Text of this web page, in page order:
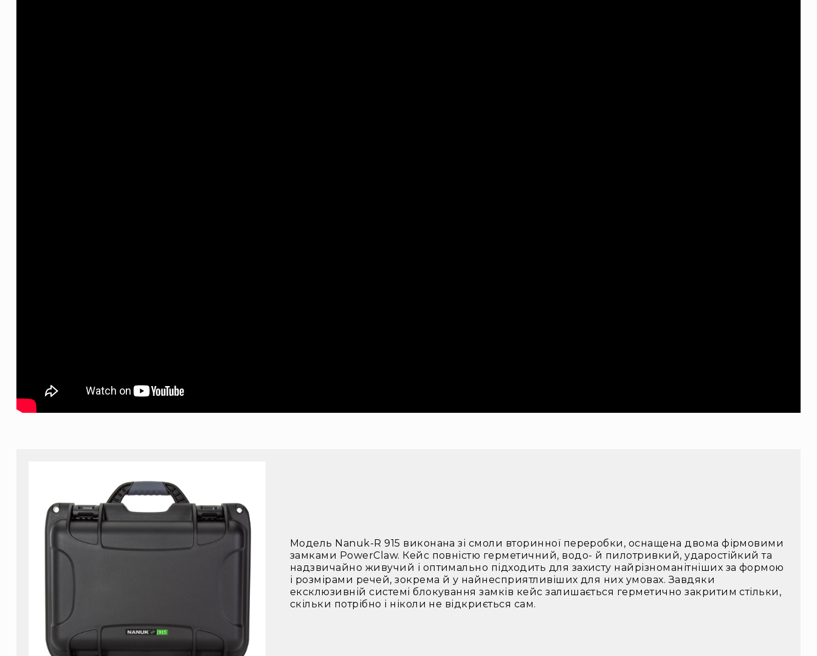
Модель Nanuk-R 915 виконана зі смоли вторинної переробки, оснащена двома фірмовими
замками PowerClaw. Кейс повністю герметичний, водо- й пилотривкий, ударостійкий та
надзвичайно живучий і оптимально підходить для захисту найрізноманітніших за формою
і розмірами речей, зокрема й у найнесприятливіших для них умовах. Завдяки
ексклюзивній системі блокування замків кейс залишається герметично закритим стільки,
скільки потрібно і ніколи не відкриється сам.